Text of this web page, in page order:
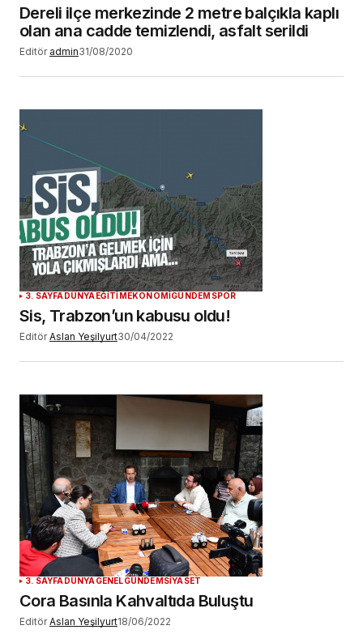
Dereli ilçe merkezinde 2 metre balçıkla kaplı
olan ana cadde temizlendi, asfalt serildi
Editör admin31/08/2020
3. SAYFA DÜNYA EĞİTİMEKONOMİGÜNDEM SPOR
Sis, Trabzon’un kabusu oldu!
Editör Aslan Yeşilyurt30/04/2022
3. SAYFA DÜNYA GENELGÜNDEM SİYASET
Cora Basınla Kahvaltıda Buluştu
Editör Aslan Yeşilyurt18/06/2022